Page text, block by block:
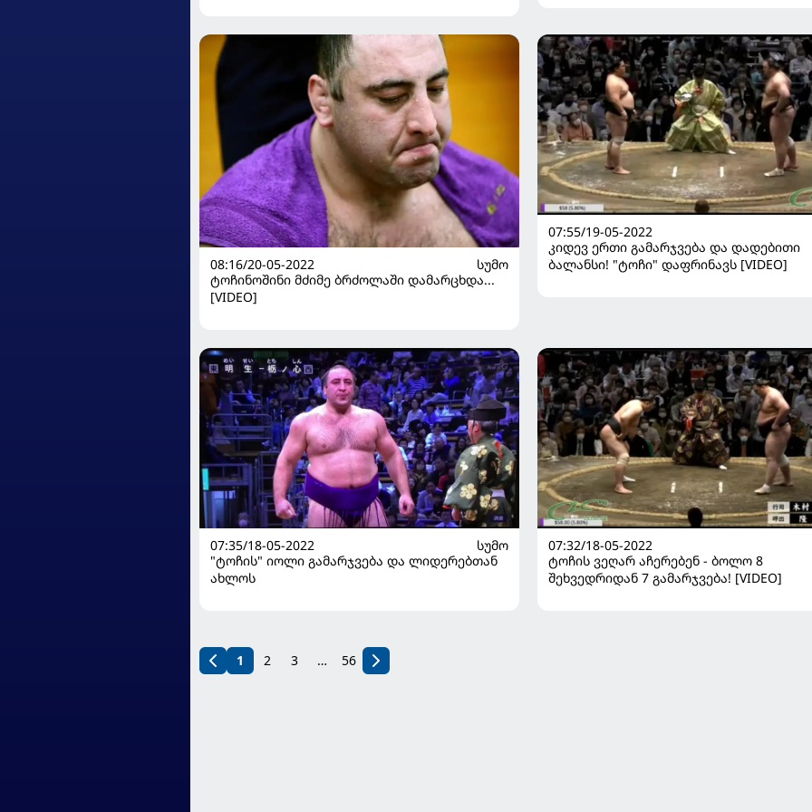
08:16/20-05-2022
ᲡᲣᲛᲝ
ტოჩინოშინი მძიმე ბრძოლაში დამარცხდა...
[VIDEO]
07:55/19-05-2022
კიდევ ერთი გამარჯვება და დადებითი
ბალანსი! "ტოჩი" დაფრინავს [VIDEO]
07:35/18-05-2022
ᲡᲣᲛᲝ
"ტოჩის" იოლი გამარჯვება და ლიდერებთან
ახლოს
07:32/18-05-2022
ტოჩის ვეღარ აჩერებენ - ბოლო 8
შეხვედრიდან 7 გამარჯვება! [VIDEO]
1 2 3 … 56